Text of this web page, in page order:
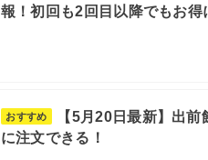
報！初回も2回目以降でもお得
おすすめ
【5月20日最新】出
に注文できる！